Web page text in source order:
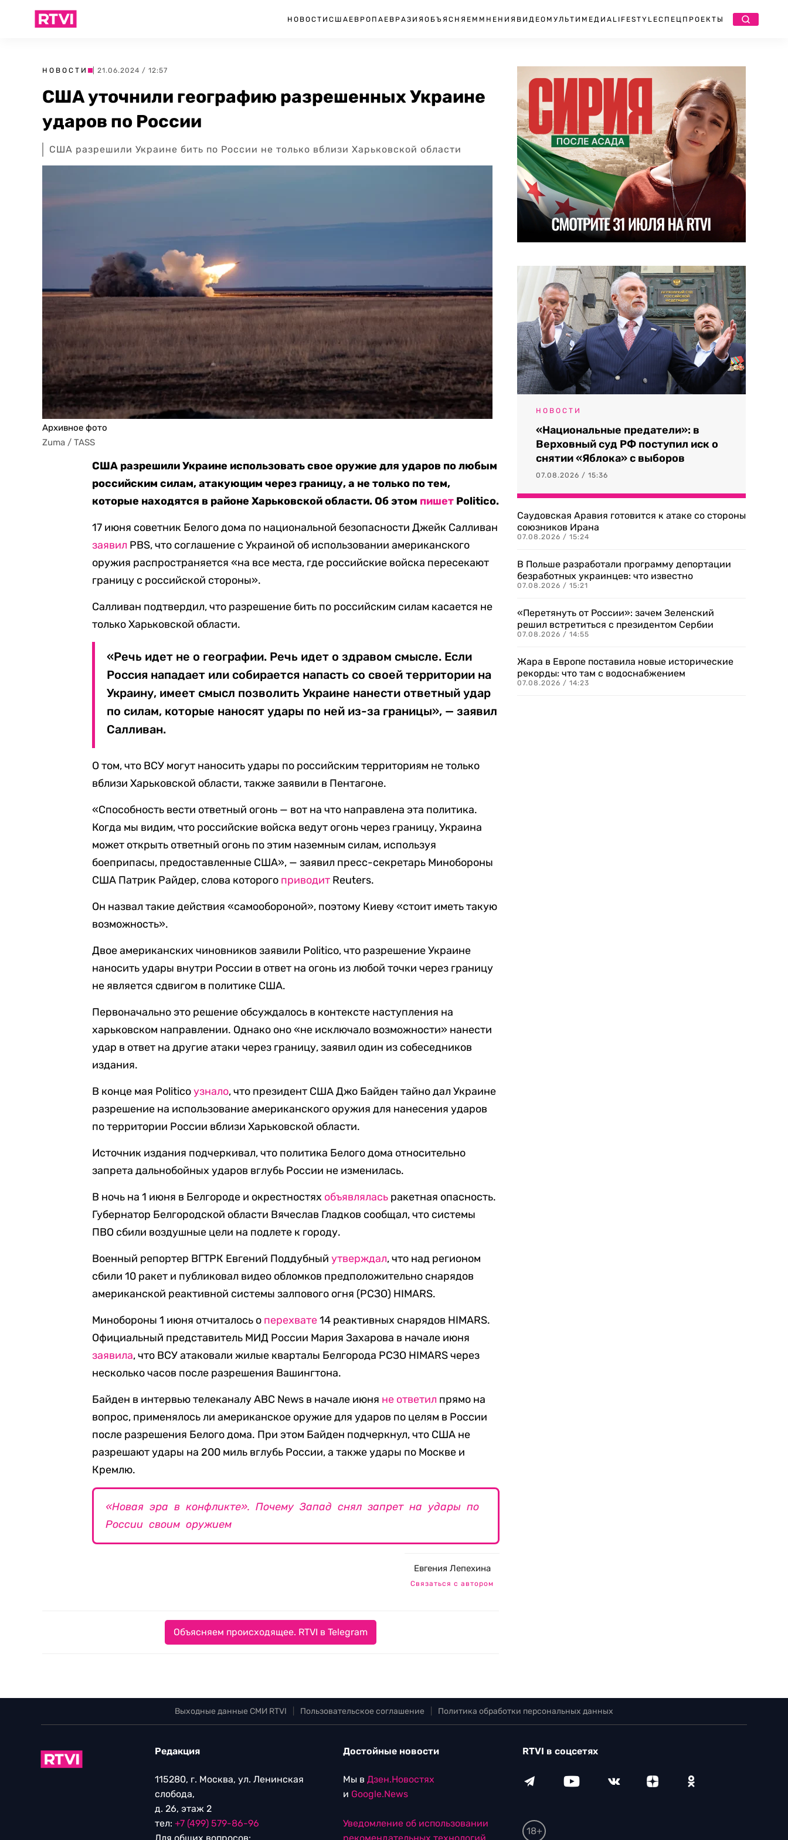
НОВОСТИ США ЕВРОПА ЕВРАЗИЯ ОБЪЯСНЯЕМ МНЕНИЯ ВИДЕО МУЛЬТИМЕДИА LIFESTYLEСПЕЦПРОЕКТЫ
НОВОСТИ | 21.06.2024 / 12:57
США уточнили географию разрешенных Украине
ударов по России
США разрешили Украине бить по России не только вблизи Харьковской области
Архивное фото
Zuma / TASS
США разрешили Украине использовать свое оружие для ударов по любым
российским силам, атакующим через границу, а не только по тем,
которые находятся в районе Харьковской области. Об этом пишет Politico.
17 июня советник Белого дома по национальной безопасности Джейк Салливан
заявил PBS, что соглашение с Украиной об использовании американского
оружия распространяется «на все места, где российские войска пересекают
границу с российской стороны».
Салливан подтвердил, что разрешение бить по российским силам касается не
только Харьковской области.
«Речь идет не о географии. Речь идет о здравом смысле. Если
Россия нападает или собирается напасть со своей территории на
Украину, имеет смысл позволить Украине нанести ответный удар
по силам, которые наносят удары по ней из-за границы», — заявил
Салливан.
О том, что ВСУ могут наносить удары по российским территориям не только
вблизи Харьковской области, также заявили в Пентагоне.
«Способность вести ответный огонь — вот на что направлена эта политика.
Когда мы видим, что российские войска ведут огонь через границу, Украина
может открыть ответный огонь по этим наземным силам, используя
боеприпасы, предоставленные США», — заявил пресс-секретарь Минобороны
США Патрик Райдер, слова которого приводит Reuters.
Он назвал такие действия «самообороной», поэтому Киеву «стоит иметь такую
возможность».
Двое американских чиновников заявили Politico, что разрешение Украине
наносить удары внутри России в ответ на огонь из любой точки через границу
не является сдвигом в политике США.
Первоначально это решение обсуждалось в контексте наступления на
харьковском направлении. Однако оно «не исключало возможности» нанести
удар в ответ на другие атаки через границу, заявил один из собеседников
издания.
В конце мая Politicoузнало, что президент США Джо Байден тайно дал Украине
разрешение на использование американского оружия для нанесения ударов
по территории России вблизи Харьковской области.
Источник издания подчеркивал, что политика Белого дома относительно
запрета дальнобойных ударов вглубь России не изменилась.
В ночь на 1 июня в Белгороде и окрестностях объявлялась ракетная опасность.
Губернатор Белгородской области Вячеслав Гладков сообщал, что системы
ПВО сбили воздушные цели на подлете к городу.
Военный репортер ВГТРК Евгений Поддубныйутверждал, что над регионом
сбили 10 ракет и публиковал видео обломков предположительно снарядов
американской реактивной системы залпового огня (РСЗО) HIMARS.
Минобороны 1 июня отчиталось о перехвате14 реактивных снарядов HIMARS.
Официальный представитель МИД России Мария Захарова в начале июня
заявила, что ВСУ атаковали жилые кварталы Белгорода РСЗО HIMARS через
несколько часов после разрешения Вашингтона.
Байден в интервью телеканалу ABC News в начале июня не ответил прямо на
вопрос, применялось ли американское оружие для ударов по целям в России
после разрешения Белого дома. При этом Байден подчеркнул, что США не
разрешают удары на 200 миль вглубь России, а также удары по Москве и
Кремлю.
«Новая эра в конфликте». Почему Запад снял запрет на удары по
России своим оружием
Евгения Лепехина
Связаться с автором
Объясняем происходящее. RTVI в Telegram
НОВОСТИ
«Национальные предатели»: в
Верховный суд РФ поступил иск о
снятии «Яблока» с выборов
07.08.2026 / 15:36
Саудовская Аравия готовится к атаке со стороны
союзников Ирана
07.08.2026 / 15:24
В Польше разработали программу депортации
безработных украинцев: что известно
07.08.2026 / 15:21
«Перетянуть от России»: зачем Зеленский
решил встретиться с президентом Сербии
07.08.2026 / 14:55
Жара в Европе поставила новые исторические
рекорды: что там с водоснабжением
07.08.2026 / 14:23
Выходные данные СМИ RTVI Пользовательское соглашение Политика обработки персональных данных
Редакция
115280, г. Москва, ул. Ленинская
слобода,
д. 26, этаж 2
тел: +7 (499) 579-86-96
Достойные новости
Мы в Дзен.Новостях
и Google.News
Уведомление об использовании
RTVI в соцсетях
18+